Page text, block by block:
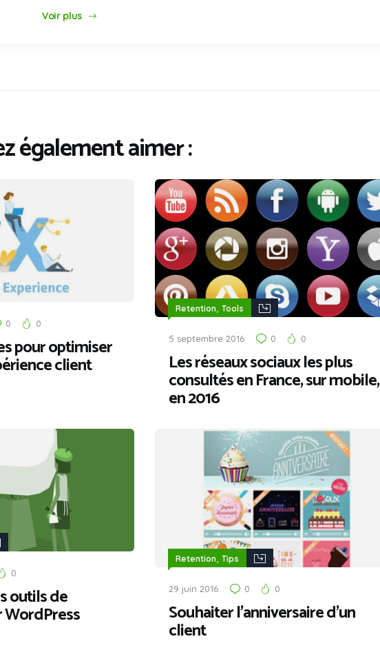
Voir plus
également aimer :
0 0
pour optimiser
client
Retention, Tools
5 septembre 2016 0 0
Les réseaux sociaux les plus
consultés en France, sur mobile,
en 2016
0
outils de
Retention Tips
29 juin 2016 0 0
Souhaiter l’anniversaire d’un
client